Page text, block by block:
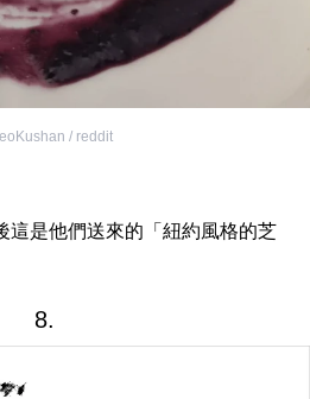
/ reddit
這是他們送來的「紐約風格的芝
8.